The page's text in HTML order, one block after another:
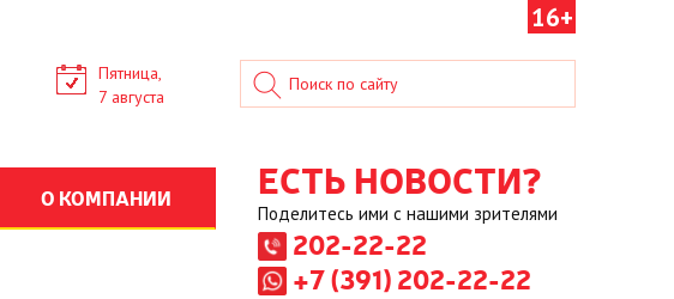
16+
Пятница,
7 августа
О КОМПАНИИ ЕСТЬ НОВОСТИ?
Поделитесь ими с нашими зрителями
202-22-22
+7 (391) 202-22-22